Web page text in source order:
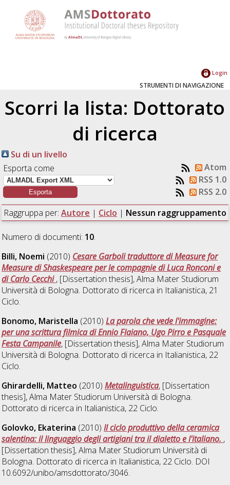
Login
STRUMENTI DI NAVIGAZIONE
Scorri la lista: Dottorato
di ricerca
Su di un livello
Esporta come
Atom
RSS 1.0
RSS 2.0
Raggruppa per: Autore | Ciclo | Nessun raggruppamento
Numero di documenti: 10.
Billi, Noemi (2010) Cesare Garboli traduttore di Measure for
Measure di Shaskespeare per le compagnie di Luca Ronconi e
di Carlo Cecchi, [Dissertation thesis], Alma Mater Studiorum
Università di Bologna. Dottorato di ricerca in Italianistica, 21
Ciclo.
Bonomo, Maristella (2010)La parola che vede l'immagine:
per una scrittura filmica di Ennio Flaiano, Ugo Pirro e Pasquale
Festa Campanile, [Dissertation thesis], Alma Mater Studiorum
Università di Bologna. Dottorato di ricerca in Italianistica, 22
Ciclo.
Ghirardelli, Matteo (2010)Metalinguistica, [Dissertation
thesis], Alma Mater Studiorum Università di Bologna.
Dottorato di ricerca in Italianistica, 22 Ciclo.
Golovko, Ekaterina (2010)Il ciclo produttivo della ceramica
salentina: il linguaggio degli artigiani tra il dialetto e l'italiano. ,
[Dissertation thesis], Alma Mater Studiorum Università di
Bologna. Dottorato di ricerca in Italianistica, 22 Ciclo. DOI
10.6092/unibo/amsdottorato/3046.